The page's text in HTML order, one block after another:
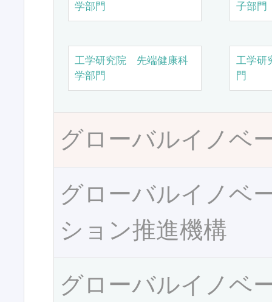
学部門
子部門
工学研究院 先端健康科
学部門
工学研
門
グローバルイノベ
グローバルイノベ
ション推進機構
グローバルイノベ